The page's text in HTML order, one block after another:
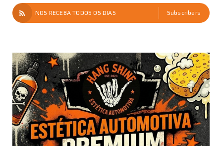
NOS RECEBA TODOS OS DIAS Subscribers